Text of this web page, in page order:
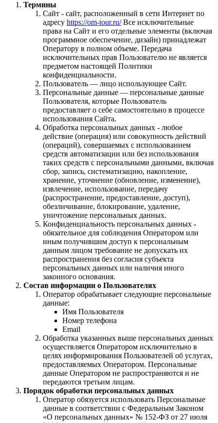
Термины
Сайт - сайт, расположенный в сети Интернет по
адресу https://om-tour.ru/Все исключительные
права на Сайт и его отдельные элементы (включая
программное обеспечение, дизайн) принадлежат
Оператору в полном объеме. Передача
исключительных прав Пользователю не является
предметом настоящей Политики
конфиденциальности.
Пользователь — лицо использующее Сайт.
Персональные данные — персональные данные
Пользователя, которые Пользователь
предоставляет о себе самостоятельно в процессе
использования Сайта.
Обработка персональных данных - любое
действие (операция) или совокупность действий
(операций), совершаемых с использованием
средств автоматизации или без использования
таких средств с персональными данными, включая
сбор, запись, систематизацию, накопление,
хранение, уточнение (обновление, изменение),
извлечение, использование, передачу
(распространение, предоставление, доступ),
обезличивание, блокирование, удаление,
уничтожение персональных данных.
Конфиденциальность персональных данных -
обязательное для соблюдения Оператором или
иным получившим доступ к персональным
данным лицом требование не допускать их
распространения без согласия субъекта
персональных данных или наличия иного
законного основания.
Состав информации о Пользователях
Оператор обрабатывает следующие персональные
данные:
Имя Пользователя
Номер телефона
Email
Обработка указанных выше персональных данных
осуществляется Оператором исключительно в
целях информирования Пользователей об услугах,
предоставляемых Оператором. Персональные
данные Оператором не распространяются и не
передаются третьим лицам.
Порядок обработки персональных данных
Оператор обязуется использовать Персональные
данные в соответствии с Федеральным Законом
«О персональных данных» № 152-ФЗ от 27 июля